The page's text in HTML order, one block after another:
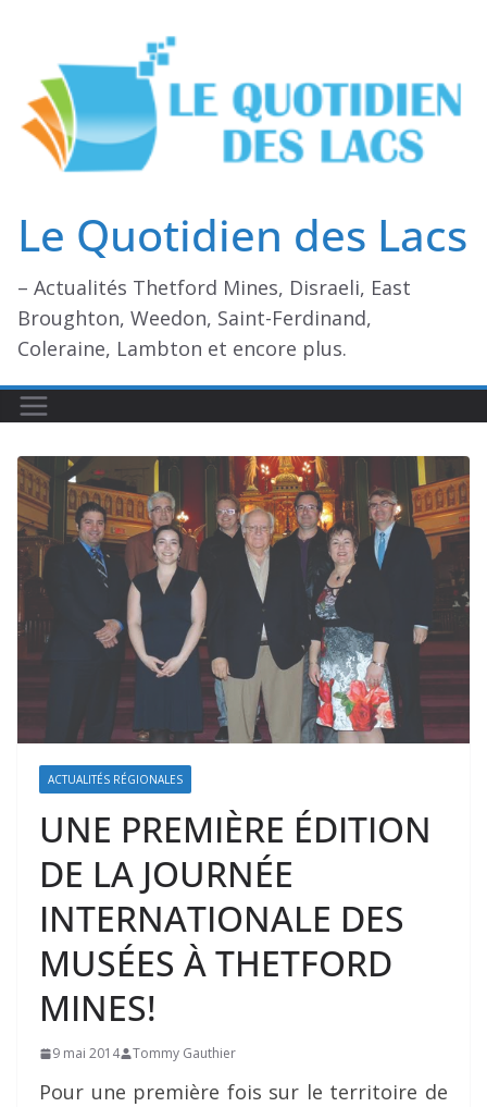
contenu
Le Quotidien des Lacs
– Actualités Thetford Mines, Disraeli, East
Broughton, Weedon, Saint-Ferdinand,
Coleraine, Lambton et encore plus.
ACTUALITÉS RÉGIONALES
UNE PREMIÈRE ÉDITION
DE LA JOURNÉE
INTERNATIONALE DES
MUSÉES À THETFORD
MINES!
9 mai 2014 Tommy Gauthier
Pour une première fois sur le territoire de